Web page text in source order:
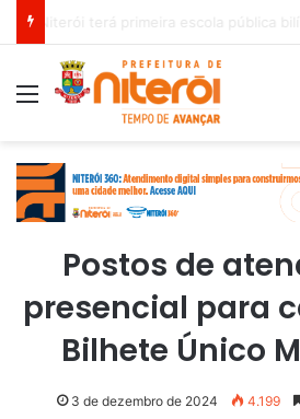
Menu
Postos de
presencial para
Bilhete Único
3 de dezembro de 2024 4.199